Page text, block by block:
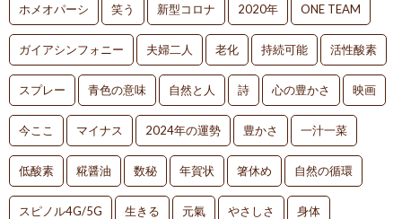
ホメオパーシ 笑う 新型コロナ 2020年 ONE TEAM
ガイアシンフォニー 夫婦二人 老化 持続可能 活性酸素
スプレー 青色の意味 自然と人 詩 心の豊かさ 映画
今ここ マイナス 2024年の運勢 豊かさ 一汁一菜
低酸素 糀醤油 数秘 年賀状 箸休め 自然の循環
スピノル4G/5G 生きる 元氣 やさしさ 身体